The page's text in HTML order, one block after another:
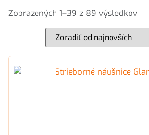
Zobrazených 1–39 z 89 výsledkov